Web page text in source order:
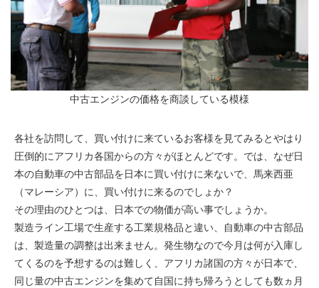
中古エンジンの価格を商談している模様
各社を訪問して、買い付けに来ているお客様を見てみるとやはり
圧倒的にアフリカ各国からの方々がほとんどです。では、なぜ日
本の自動車の中古部品を日本に買い付けに来ないで、馬来西亜
（マレーシア）に、買い付けに来るのでしょか？
その理由のひとつは、日本での物価が高い事でしょうか。
製造ライン工場で生産する工業規格品と違い、自動車の中古部品
は、製造量の調整は出来ません。発生物なので今月は何が入庫し
てくるのを予想するのは難しく、アフリカ諸国の方々が日本で、
同じ量の中古エンジンを集めて自国に持ち帰ろうとしても数ヵ月